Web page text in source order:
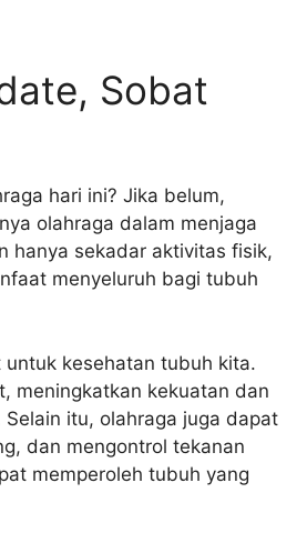
Sobat
hari ini? Jika belum,
olahraga dalam menjaga
hanya sekadar aktivitas fisik,
menyeluruh bagi tubuh
kesehatan tubuh kita.
meningkatkan kekuatan dan
itu, olahraga juga dapat
dan mengontrol tekanan
memperoleh tubuh yang